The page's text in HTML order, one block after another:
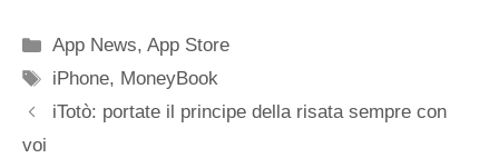
Categorie
App News,App Store
Tag
iPhone, MoneyBook
iTotò: portate il principe della risata sempre con
voi